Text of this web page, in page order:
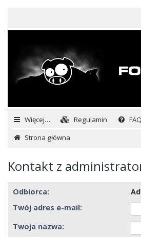
Więcej… Regulamin FAQ
Strona główna
Kontakt z
Odbiorca:
Twój adres e-mail:
Twoja nazwa: